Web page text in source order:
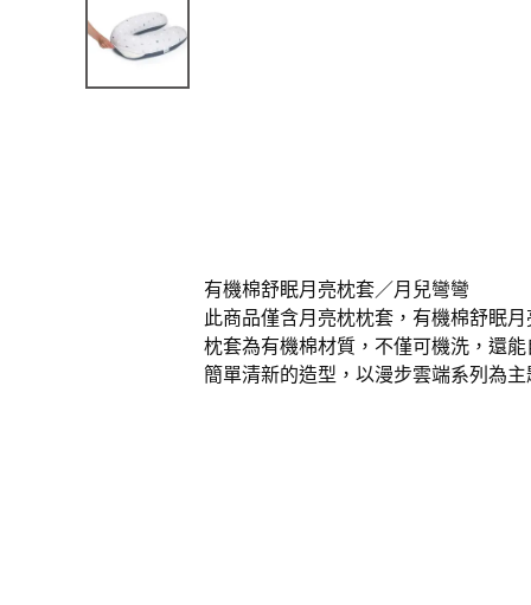
有機棉舒眠月亮枕套／月兒彎彎
此商品僅含月亮枕枕套，有機棉舒眠
枕套為有機棉材質，不僅可機洗，還
簡單清新的造型，以漫步雲端系列為